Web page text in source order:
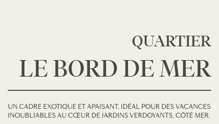
QUARTIER
LE BORD DE MER
UN CADRE EXOTIQUE ET APAISANT, IDÉAL POUR DES VACANCES
INOUBLIABLES AU CŒUR DE JARDINS VERDOYANTS, CÔTÉ MER.